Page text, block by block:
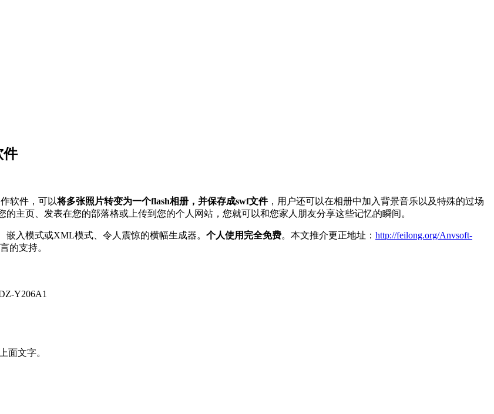
件
软件，可以将多张照片转变为一个flash相册，并保存成swf文件，用户还可以在相册中加入背景音乐以及特殊的过场
主页、发表在您的部落格或上传到您的个人网站，您就可以和您家人朋友分享这些记忆的瞬间。
入模式或XML模式、令人震惊的横幅生成器。 个人使用完全免费。本文推介更正地址： http://feilong.org/Anvsoft-
的支持。
Y206A1
面文字。